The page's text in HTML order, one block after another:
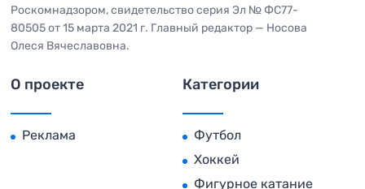
Роскомнадзором, свидетельство серия Эл № ФС77-
80505 от 15 марта 2021 г. Главный редактор — Носова
Олеся Вячеславовна.
О проекте
Реклама
Категории
Футбол
Хоккей
Фигурное катание